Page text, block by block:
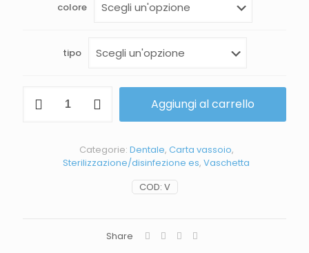
colore
tipo
Aggiungi al carrello
COD: V
Categorie: Dentale, Carta vassoio,
Sterilizzazione/disinfezione es, Vaschetta
Share